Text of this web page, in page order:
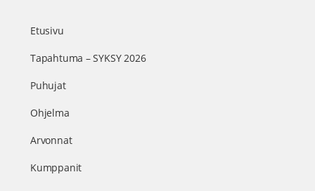
Etusivu
Tapahtuma – SYKSY 2026
Puhujat
Ohjelma
Arvonnat
Kumppanit